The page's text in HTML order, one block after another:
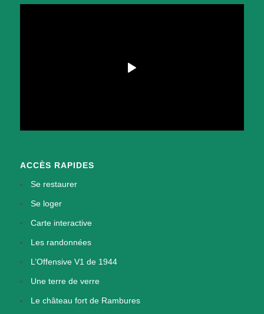
ACCÈS RAPIDES
Se restaurer
Se loger
Carte interactive
Les randonnées
L’Offensive V1 de 1944
Une terre de verre
Le château fort de Rambures